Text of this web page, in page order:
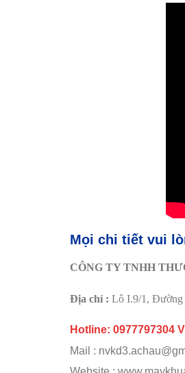
Mọi chi tiết vui
CÔNG TY TNHH
Địa chỉ : Lô I.9/1, Đường
Hotline: 0977797304
Mail :